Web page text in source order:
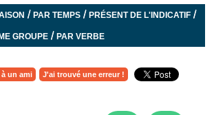
/PAR TEMPS /PRÉSENT DE L'INDICATIF /
GROUPE /PAR VERBE
un ami J'ai trouvé une erreur !